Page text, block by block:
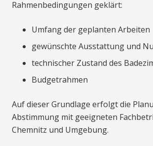
Rahmenbedingungen geklärt:
Umfang der geplanten Arbeiten
gewünschte Ausstattung und
technischer Zustand des
Budgetrahmen
Auf dieser Grundlage erfolgt die
Abstimmung mit geeigneten
Chemnitz und Umgebung.